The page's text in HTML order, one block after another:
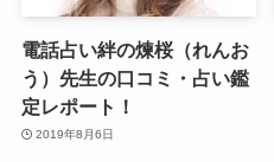
電話占い絆の煉桜（れんお
う）先生の口コミ・占い鑑
定レポート！
2019年8月6日